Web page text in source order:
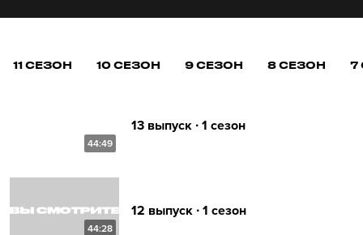
11 СЕЗОН 10 СЕЗОН 9 СЕЗОН 8 СЕЗОН 7
44:49
13 выпуск ∙ 1 сезон
44:28
12 выпуск ∙ 1 сезон